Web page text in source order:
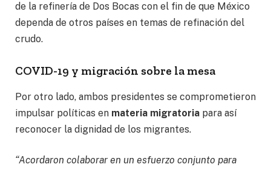
de la refinería de Dos Bocas con el fin de que México
dependa de otros países en temas de refinación del
crudo.
COVID-19 y migración sobre la mesa
Por otro lado, ambos presidentes se comprometieron
impulsar políticas en materia migratoria para así
reconocer la dignidad de los migrantes.
“Acordaron colaborar en un esfuerzo conjunto para